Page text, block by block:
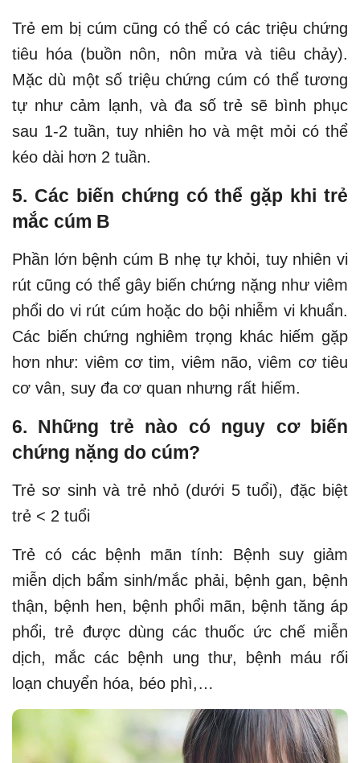
Trẻ em bị cúm cũng có thể có các triệu chứng
tiêu hóa (buồn nôn, nôn mửa và tiêu chảy).
Mặc dù một số triệu chứng cúm có thể tương
tự như cảm lạnh, và đa số trẻ sẽ bình phục
sau 1-2 tuần, tuy nhiên ho và mệt mỏi có thể
kéo dài hơn 2 tuần.
5. Các biến chứng có thể gặp khi trẻ
mắc cúm B
Phần lớn bệnh cúm B nhẹ tự khỏi, tuy nhiên vi
rút cũng có thể gây biến chứng nặng như viêm
phổi do vi rút cúm hoặc do bội nhiễm vi khuẩn.
Các biến chứng nghiêm trọng khác hiếm gặp
hơn như: viêm cơ tim, viêm não, viêm cơ tiêu
cơ vân, suy đa cơ quan nhưng rất hiếm.
6. Những trẻ nào có nguy cơ biến
chứng nặng do cúm?
Trẻ sơ sinh và trẻ nhỏ (dưới 5 tuổi), đặc biệt
trẻ < 2 tuổi
Trẻ có các bệnh mãn tính: Bệnh suy giảm
miễn dịch bẩm sinh/mắc phải, bệnh gan, bệnh
thận, bệnh hen, bệnh phổi mãn, bệnh tăng áp
phổi, trẻ được dùng các thuốc ức chế miễn
dịch, mắc các bệnh ung thư, bệnh máu rối
loạn chuyển hóa, béo phì,…